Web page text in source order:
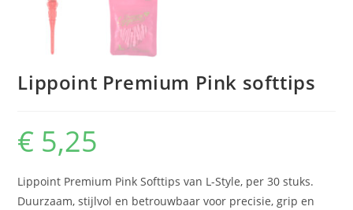
Lippoint Premium Pink softtips
€ 5,25
Lippoint Premium Pink Softtips van L-Style, per 30 stuks.
Duurzaam, stijlvol en betrouwbaar voor precisie, grip en